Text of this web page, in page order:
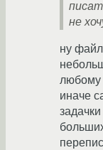
не
ну
любому
иначе